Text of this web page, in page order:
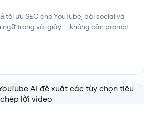
tối ưu SEO cho YouTube, bài social và
ngữ trong vài giây — không cần prompt